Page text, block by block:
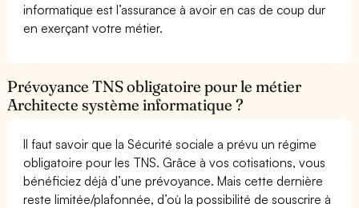
informatique est l’assurance à avoir en cas de coup dur
en exerçant votre métier.
Prévoyance TNS obligatoire pour le métier
Architecte système informatique ?
Il faut savoir que la Sécurité sociale a prévu un régime
obligatoire pour les TNS. Grâce à vos cotisations, vous
bénéficiez déjà d’une prévoyance. Mais cette dernière
reste limitée/plafonnée, d’où la possibilité de souscrire à